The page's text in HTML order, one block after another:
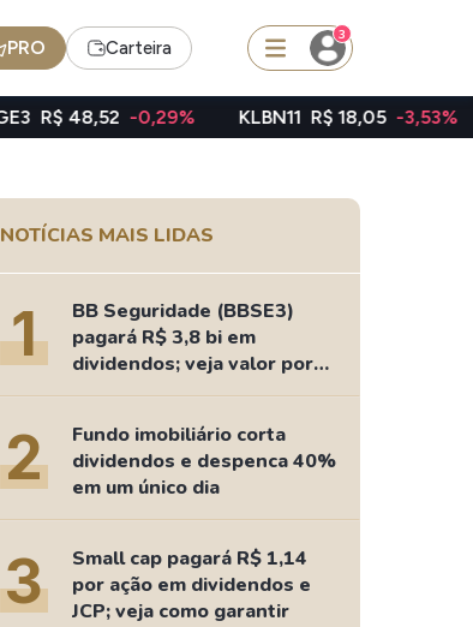
PRO Carteira
3
TRXF11
Ideias
Agenda de Dividendos
Radar do Dividendo Inteligente
As Ações Mais Buscadas
Guia do Iniciante
-0,29% KLBN11 R$ 18,05 -3,53% TAEE11
NOTÍCIAS MAIS LIDAS
1
BB Seguridade (BBSE3)
pagará R$ 3,8 bi em
dividendos; veja valor por
ação
2
Fundo imobiliário corta
dividendos e despenca 40%
em um único dia
3
Small cap pagará R$ 1,14
por ação em dividendos e
JCP; veja como garantir